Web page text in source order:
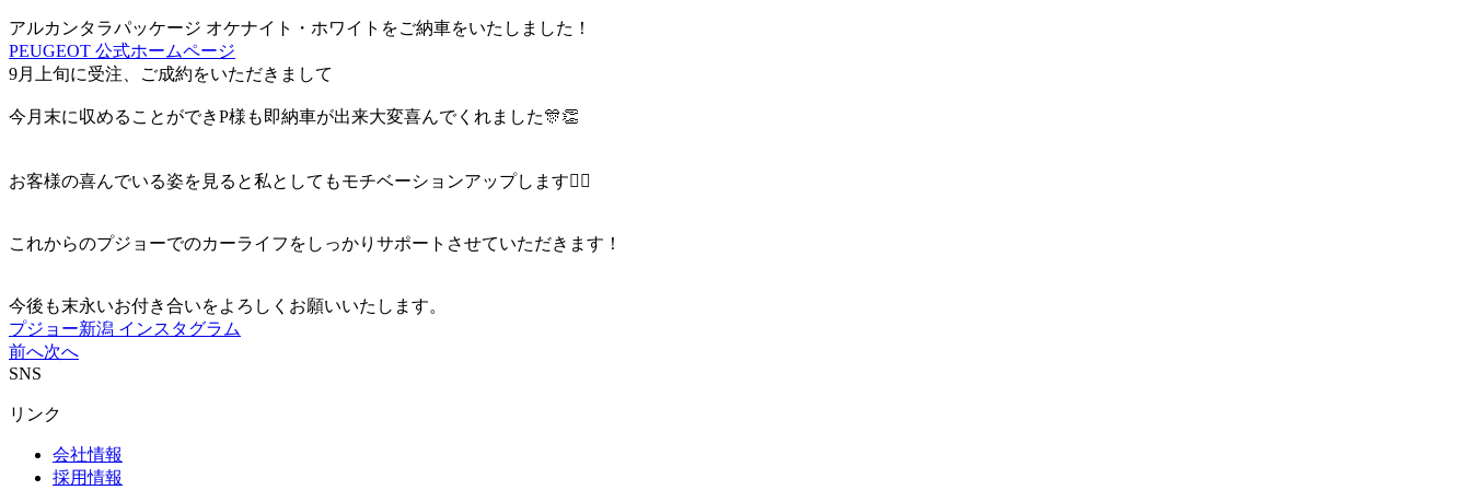
アルカンタラパッケージ オケナイト・ホワイトをご納車をいたしました！
PEUGEOT 公式ホームページ
9月上旬に受注、ご成約をいただきまして
今月末に収めることができP様も即納車が出来大変喜んでくれました🎊👏
お客様の喜んでいる姿を見ると私としてもモチベーションアップします🙆‍♂️
これからのプジョーでのカーライフをしっかりサポートさせていただきます！
今後も末永いお付き合いをよろしくお願いいたします。
プジョー新潟 インスタグラム
前へ次へ
SNS
リンク
会社情報
採用情報